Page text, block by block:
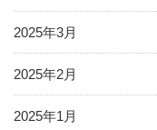
2025年3月
2025年2月
2025年1月